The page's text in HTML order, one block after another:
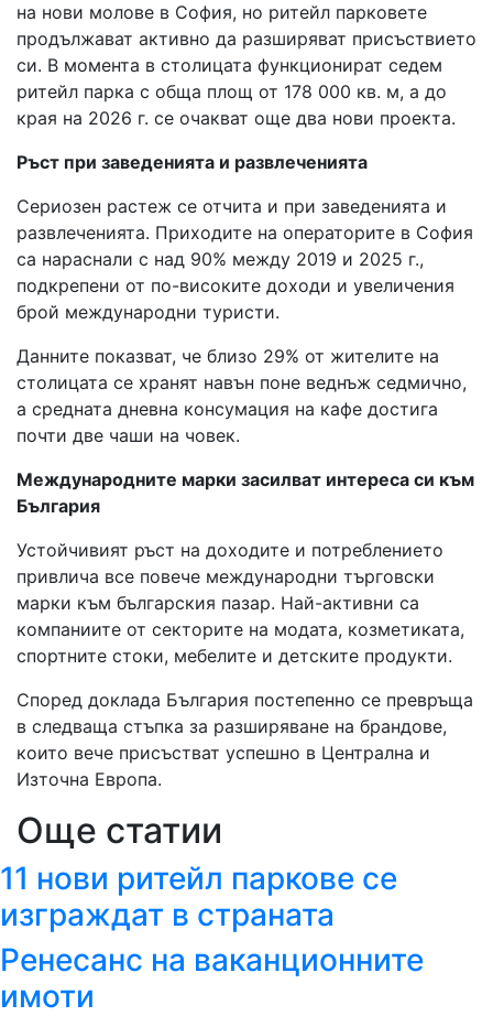
на нови молове в София, но ритейл парковете
продължават активно да разширяват присъствието
си. В момента в столицата функционират седем
ритейл парка с обща площ от 178 000 кв. м, а до
края на 2026 г. се очакват още два нови проекта.
Ръст при заведенията и развлеченията
Сериозен растеж се отчита и при заведенията и
развлеченията. Приходите на операторите в София
са нараснали с над 90% между 2019 и 2025 г.,
подкрепени от по-високите доходи и увеличения
брой международни туристи.
Данните показват, че близо 29% от жителите на
столицата се хранят навън поне веднъж седмично,
а средната дневна консумация на кафе достига
почти две чаши на човек.
Международните марки засилват интереса си към
България
Устойчивият ръст на доходите и потреблението
привлича все повече международни търговски
марки към българския пазар. Най-активни са
компаниите от секторите на модата, козметиката,
спортните стоки, мебелите и детските продукти.
Според доклада България постепенно се превръща
в следваща стъпка за разширяване на брандове,
които вече присъстват успешно в Централна и
Източна Европа.
Още статии
11 нови ритейл паркове се
изграждат в страната
Ренесанс на ваканционните
имоти